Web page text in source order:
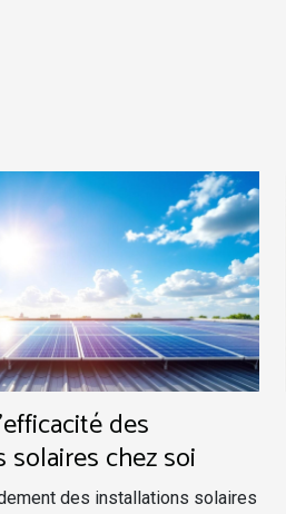
des
chez soi
des installations solaires